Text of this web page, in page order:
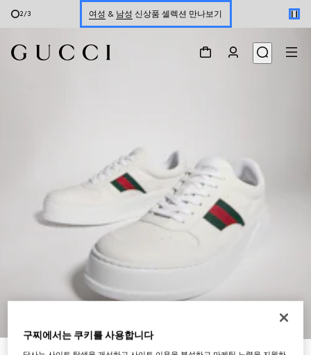
2/3 여성 & 남성 신상품 셀렉션 만나보기
8
구찌에서는 쿠키를 사용합니다